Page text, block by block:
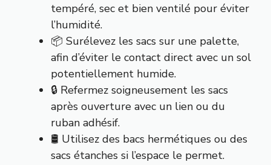
tempéré, sec et bien ventilé pour éviter
l’humidité.
📦 Surélevez les sacs sur une palette,
afin d’éviter le contact direct avec un sol
potentiellement humide.
🔒 Refermez soigneusement les sacs
après ouverture avec un lien ou du
ruban adhésif.
🛢️ Utilisez des bacs hermétiques ou des
sacs étanches si l’espace le permet.